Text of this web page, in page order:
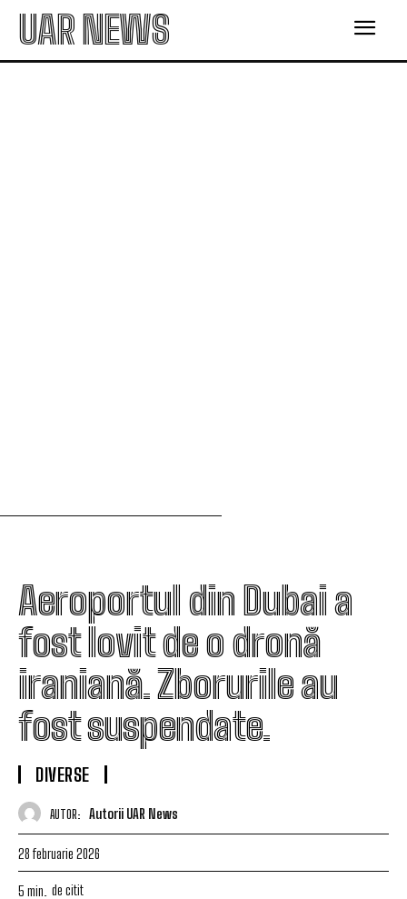
UAR NEWS
Aeroportul din Dubai a
fost lovit de o dronă
iraniană. Zborurile au
fost suspendate.
DIVERSE
AUTOR: Autorii UAR News
28 februarie 2026
5 min. de citit